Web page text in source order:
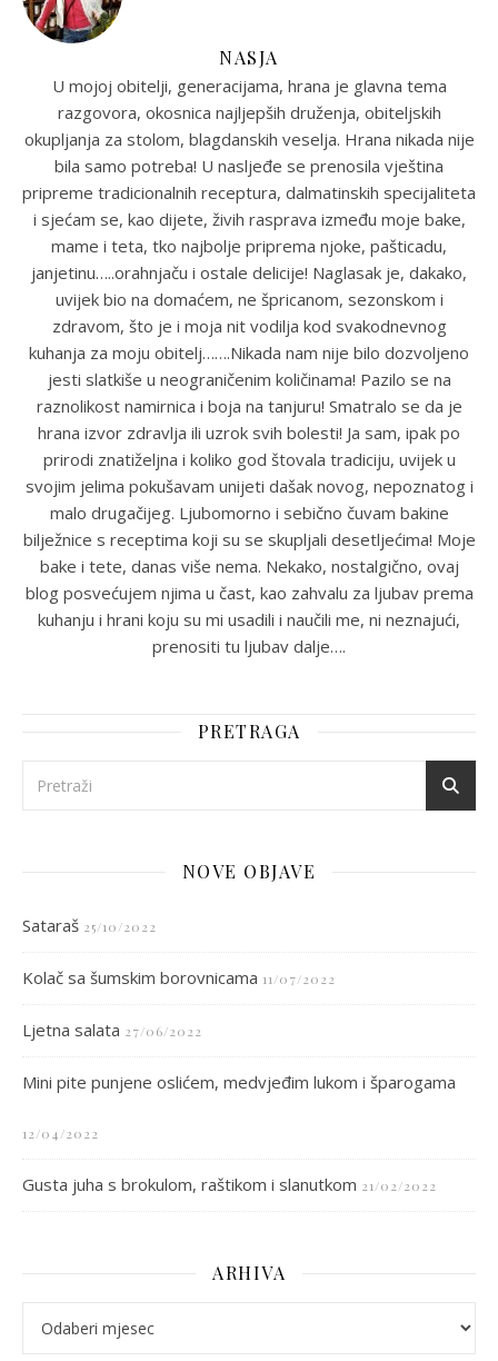
NASJA
U mojoj obitelji, generacijama, hrana je glavna tema
razgovora, okosnica najljepših druženja, obiteljskih
okupljanja za stolom, blagdanskih veselja. Hrana nikada nije
bila samo potreba! U nasljeđe se prenosila vještina
pripreme tradicionalnih receptura, dalmatinskih specijaliteta
i sjećam se, kao dijete, živih rasprava između moje bake,
mame i teta, tko najbolje priprema njoke, pašticadu,
janjetinu…..orahnjaču i ostale delicije! Naglasak je, dakako,
uvijek bio na domaćem, ne špricanom, sezonskom i
zdravom, što je i moja nit vodilja kod svakodnevnog
kuhanja za moju obitelj…….Nikada nam nije bilo dozvoljeno
jesti slatkiše u neograničenim količinama! Pazilo se na
raznolikost namirnica i boja na tanjuru! Smatralo se da je
hrana izvor zdravlja ili uzrok svih bolesti! Ja sam, ipak po
prirodi znatiželjna i koliko god štovala tradiciju, uvijek u
svojim jelima pokušavam unijeti dašak novog, nepoznatog i
malo drugačijeg. Ljubomorno i sebično čuvam bakine
bilježnice s receptima koji su se skupljali desetljećima! Moje
bake i tete, danas više nema. Nekako, nostalgično, ovaj
blog posvećujem njima u čast, kao zahvalu za ljubav prema
kuhanju i hrani koju su mi usadili i naučili me, ni neznajući,
prenositi tu ljubav dalje….
PRETRAGA
NOVE OBJAVE
Sataraš 25/10/2022
Kolač sa šumskim borovnicama 11/07/2022
Ljetna salata 27/06/2022
Mini pite punjene oslićem, medvjeđim lukom i šparogama
12/04/2022
Gusta juha s brokulom, raštikom i slanutkom 21/02/2022
ARHIVA